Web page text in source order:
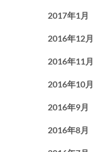
2017年1月
2016年12月
2016年11月
2016年10月
2016年9月
2016年8月